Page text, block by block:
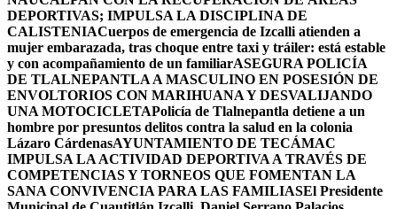
DEPORTIVAS; IMPULSA LA DISCIPLINA DE
CALISTENIACuerpos de emergencia de Izcalli atienden a
mujer embarazada, tras choque entre taxi y tráiler: está estable
y con acompañamiento de un familiarASEGURA POLICÍA
DE TLALNEPANTLA A MASCULINO EN POSESIÓN DE
ENVOLTORIOS CON MARIHUANA Y DESVALIJANDO
UNA MOTOCICLETAPolicía de Tlalnepantla detiene a un
hombre por presuntos delitos contra la salud en la colonia
Lázaro CárdenasAYUNTAMIENTO DE TECÁMAC
IMPULSA LA ACTIVIDAD DEPORTIVA A TRAVÉS DE
COMPETENCIAS Y TORNEOS QUE FOMENTAN LA
SANA CONVIVENCIA PARA LAS FAMILIASEl Presidente